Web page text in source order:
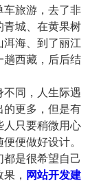
车旅游，去了非
青城、在黄果树
洱海、到了丽江
西藏，后后结
同，人生际遇
的更多，但是有
人只要稍微用心
便做好设计。
是很希望自己
， 网站开发建